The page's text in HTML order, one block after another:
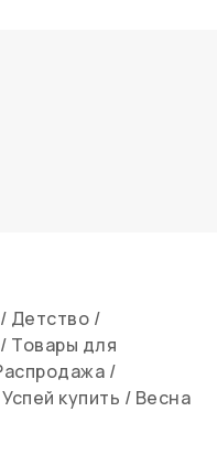
/ Детство /
/ Товары для
/
Успей купить / Весна